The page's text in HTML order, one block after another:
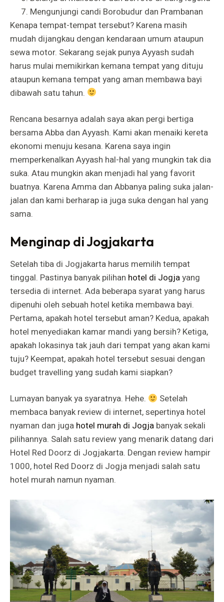
Mengunjungi candi Borobudur dan Prambanan
Kenapa tempat-tempat tersebut? Karena masih
mudah dijangkau dengan kendaraan umum ataupun
sewa motor. Sekarang sejak punya Ayyash sudah
harus mulai memikirkan kemana tempat yang dituju
ataupun kemana tempat yang aman membawa bayi
dibawah satu tahun.
Rencana besarnya adalah saya akan pergi bertiga
bersama Abba dan Ayyash. Kami akan menaiki kereta
ekonomi menuju kesana. Karena saya ingin
memperkenalkan Ayyash hal-hal yang mungkin tak dia
suka. Atau mungkin akan menjadi hal yang favorit
buatnya. Karena Amma dan Abbanya paling suka jalan-
jalan dan kami berharap ia juga suka dengan hal yang
sama.
Menginap di Jogjakarta
Setelah tiba di Jogjakarta harus memilih tempat
tinggal. Pastinya banyak pilihan hotel di Jogjayang
tersedia di internet. Ada beberapa syarat yang harus
dipenuhi oleh sebuah hotel ketika membawa bayi.
Pertama, apakah hotel tersebut aman? Kedua, apakah
hotel menyediakan kamar mandi yang bersih? Ketiga,
apakah lokasinya tak jauh dari tempat yang akan kami
tuju? Keempat, apakah hotel tersebut sesuai dengan
budget travelling yang sudah kami siapkan?
Lumayan banyak ya syaratnya. Hehe.
Setelah
membaca banyak review di internet, sepertinya hotel
nyaman dan juga hotel murah di Jogja banyak sekali
pilihannya. Salah satu review yang menarik datang dari
Hotel Red Doorz di Jogjakarta. Dengan review hampir
1000, hotel Red Doorz di Jogja menjadi salah satu
hotel murah namun nyaman.